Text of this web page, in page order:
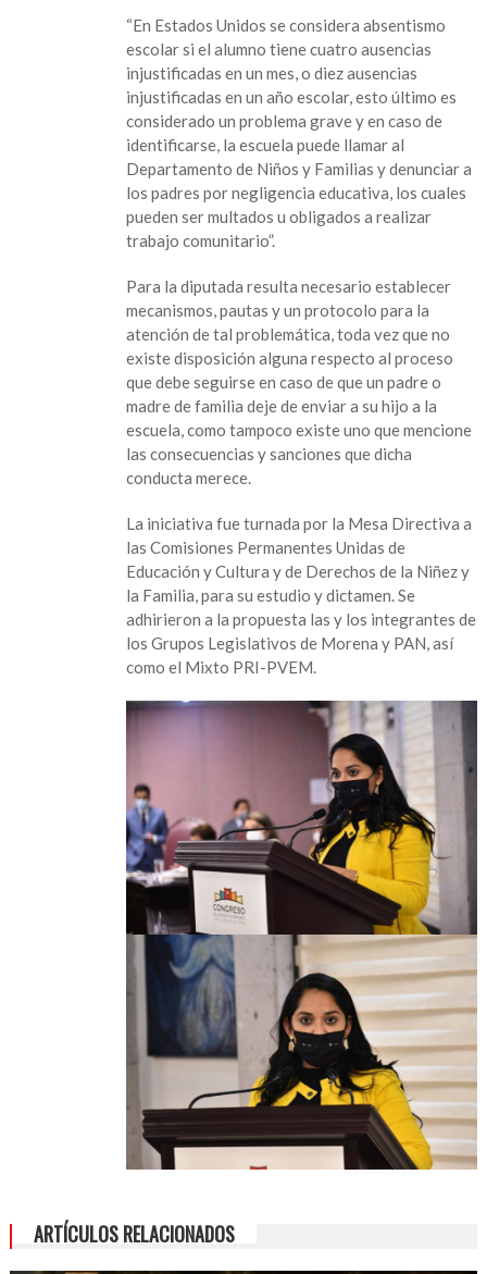
“En Estados Unidos se considera absentismo
escolar si el alumno tiene cuatro ausencias
injustificadas en un mes, o diez ausencias
injustificadas en un año escolar, esto último es
considerado un problema grave y en caso de
identificarse, la escuela puede llamar al
Departamento de Niños y Familias y denunciar a
los padres por negligencia educativa, los cuales
pueden ser multados u obligados a realizar
trabajo comunitario”.
Para la diputada resulta necesario establecer
mecanismos, pautas y un protocolo para la
atención de tal problemática, toda vez que no
existe disposición alguna respecto al proceso
que debe seguirse en caso de que un padre o
madre de familia deje de enviar a su hijo a la
escuela, como tampoco existe uno que mencione
las consecuencias y sanciones que dicha
conducta merece.
La iniciativa fue turnada por la Mesa Directiva a
las Comisiones Permanentes Unidas de
Educación y Cultura y de Derechos de la Niñez y
la Familia, para su estudio y dictamen. Se
adhirieron a la propuesta las y los integrantes de
los Grupos Legislativos de Morena y PAN, así
como el Mixto PRI-PVEM.
ARTÍCULOS RELACIONADOS